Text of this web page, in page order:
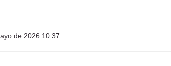
de 2026 10:37